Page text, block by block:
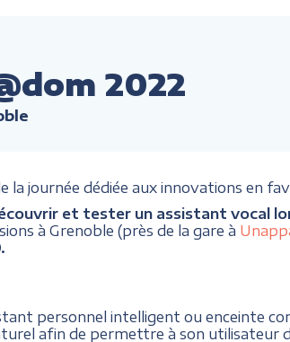
2022
la journée dédiée aux innovations en
et tester un assistant vocal
à Grenoble (près de la gare à
personnel intelligent ou enceinte
afin de permettre à son utilisateur